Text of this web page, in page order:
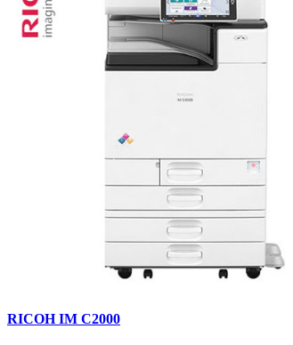
RICOH IM C2000